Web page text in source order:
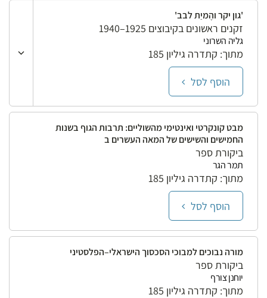
'גון יקר והֶמיַת לבב'
זקנים ראשונים בקיבוצים 1925–1940
גליה השרוני
מתוך: קתדרה גיליון 185
הוסף לסל
מבט קונקרטי ואינטימי מהשוליים: תרבות הגוף בשנות
החמישים והשישים של המאה העשרים ב
ביקורת ספר
תמר הגר
מתוך: קתדרה גיליון 185
הוסף לסל
מורה נבוכים למבוכי הסכסוך הישראלי–הפלסטיני
ביקורת ספר
יוחנן צורף
מתוך: קתדרה גיליון 185